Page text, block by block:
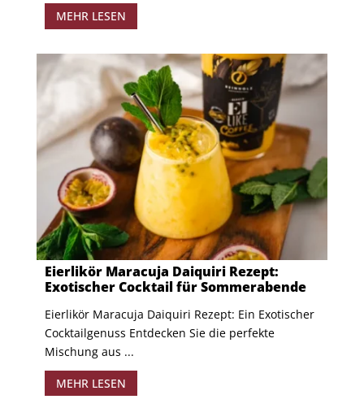
MEHR LESEN
Eierlikör Maracuja Daiquiri Rezept:
Exotischer Cocktail für Sommerabende
​Eierlikör Maracuja Daiquiri Rezept: Ein Exotischer
Cocktailgenuss Entdecken Sie die perfekte
Mischung aus ...
MEHR LESEN